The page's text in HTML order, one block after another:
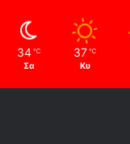
34 ℃
Σα
37 ℃
Κυ